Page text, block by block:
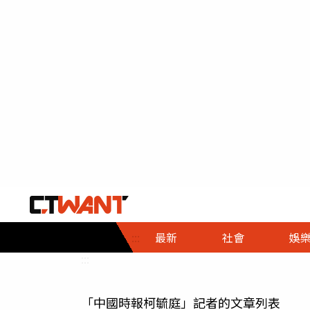
::: 最新 社會
社會首頁
時事
調查
娛樂
娛樂首頁
即時
專題
財經首頁
熱線
３Ｃ
政
「中國時報柯毓庭」記者的文章列表